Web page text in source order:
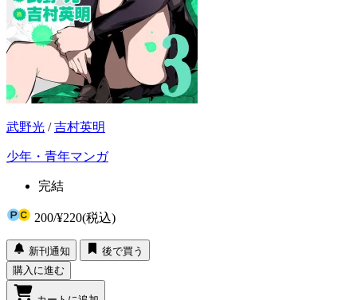
武野光 /吉村英明
少年・青年マンガ
完結
200/¥220(税込)
新刊通知
後で買う
購入に進む